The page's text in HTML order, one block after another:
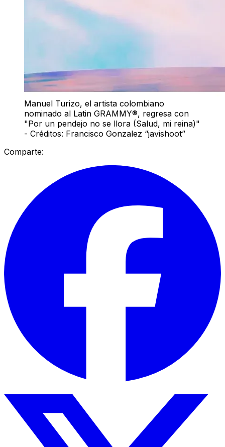
Manuel Turizo, el artista colombiano
nominado al Latin GRAMMY®, regresa con
"Por un pendejo no se llora (Salud, mi reina)"
- Créditos: Francisco Gonzalez “javishoot”
Comparte: